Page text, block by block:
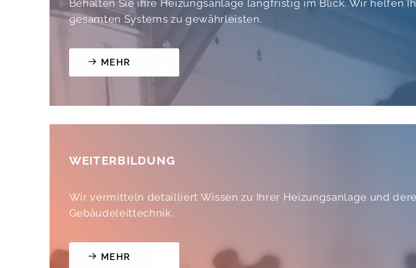
Behalten Sie ihre Heizungsanlage langfristig im Blick. Wir helfen
gesamten Systems zu gewährleisten.
MEHR
WEITERBILDUNG
Wir vermitteln detailliert Wissen zu Ihrer Heizungsanlage und
Gebäudeleittechnik.
MEHR